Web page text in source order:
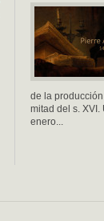
de la
mitad del s.
enero...